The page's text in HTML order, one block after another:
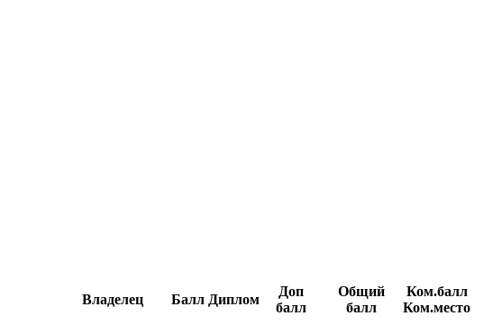
Владелец Балл Диплом
Доп
балл
Общий
балл
Ком.балл
Ком.место